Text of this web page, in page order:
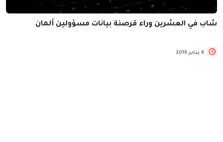
شاب في العشرين وراء قرصنة بيانات مسؤولين ألمان